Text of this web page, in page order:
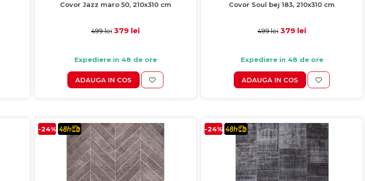
Covor Jazz maro 50, 210x310 cm
499 lei 379 lei
Expediere in 48 de ore
ADAUGA IN COS
Covor Soul bej 183, 210x310 cm
499 lei 379 lei
Expediere in 48 de ore
ADAUGA IN COS
-24% -24%